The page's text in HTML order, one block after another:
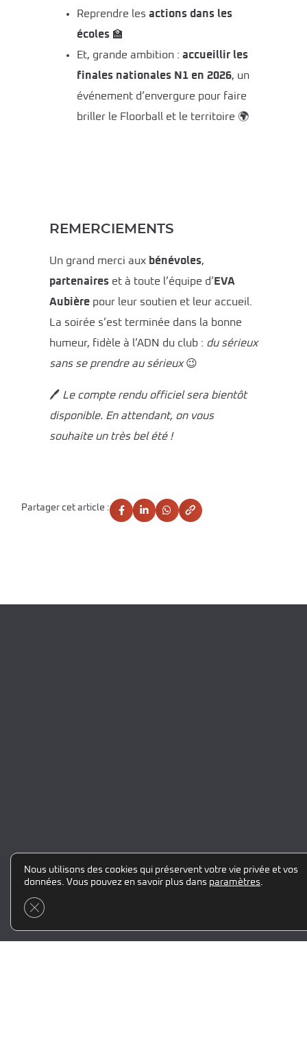
Reprendre les actions dans les
écoles🏫
Et, grande ambition : accueillir les
finales nationales N1 en 2026, un
événement d’envergure pour faire
briller le Floorball et le territoire 🌍
REMERCIEMENTS
Un grand merci aux bénévoles,
partenaireset à toute l’équipe d’ EVA
Aubièrepour leur soutien et leur accueil.
La soirée s’est terminée dans la bonne
humeur, fidèle à l’ADN du club : du sérieux
sans se prendre au sérieux😉
🖊️ Le compte rendu officiel sera bientôt
disponible. En attendant, on vous
souhaite un très bel été !
Partager cet article :
Nous utilisons des cookies qui préservent votre vie privée et vos
données. Vous pouvez en savoir plus dans paramètres.
Fermer la bannière des cookies GDPR